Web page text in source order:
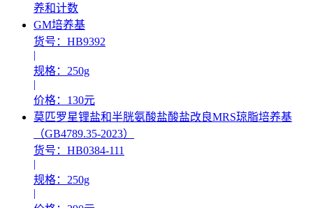
养和计数
GM培养基
货号：HB9392
|
规格：250g
|
价格：130元
莫匹罗星锂盐和半胱氨酸盐酸盐改良MRS琼脂培养基
（GB4789.35-2023）
货号：HB0384-111
|
规格：250g
|